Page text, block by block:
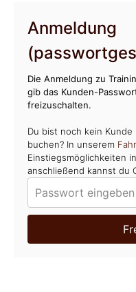
Anmeldung
Die Anmeldung zu
gib das Kunden-
freizuschalten.
Du bist noch kein
buchen? In unserem
Einstiegsmöglichkeiten
anschließend kannst du